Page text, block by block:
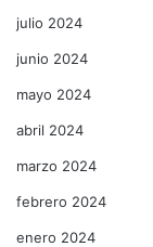
julio 2024
junio 2024
mayo 2024
abril 2024
marzo 2024
febrero 2024
enero 2024